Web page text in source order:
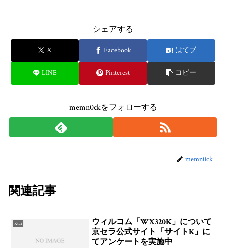
シェアする
X Facebook はてブ
LINE Pinterest コピー
memn0ckをフォローする
memn0ck
関連記事
Ktai
ウィルコム「WX320K」について
京セラ公式サイト「サイトK」に
てアンケートを実施中